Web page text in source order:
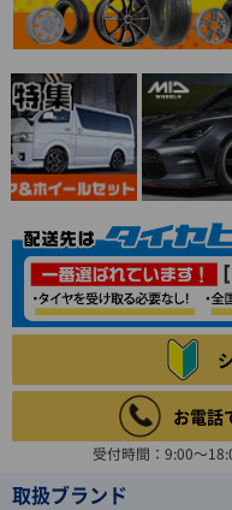
お電話
受付時間：9:00～
取扱ブランド